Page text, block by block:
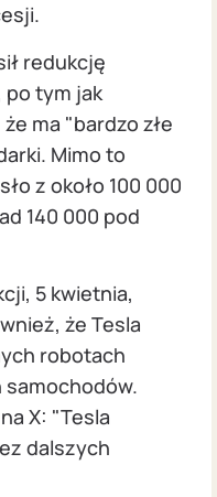
redukcję
po tym jak
ma "bardzo złe
Mimo to
z około 100 000
140 000 pod
5 kwietnia,
że Tesla
robotach
samochodów.
X: "Tesla
dalszych